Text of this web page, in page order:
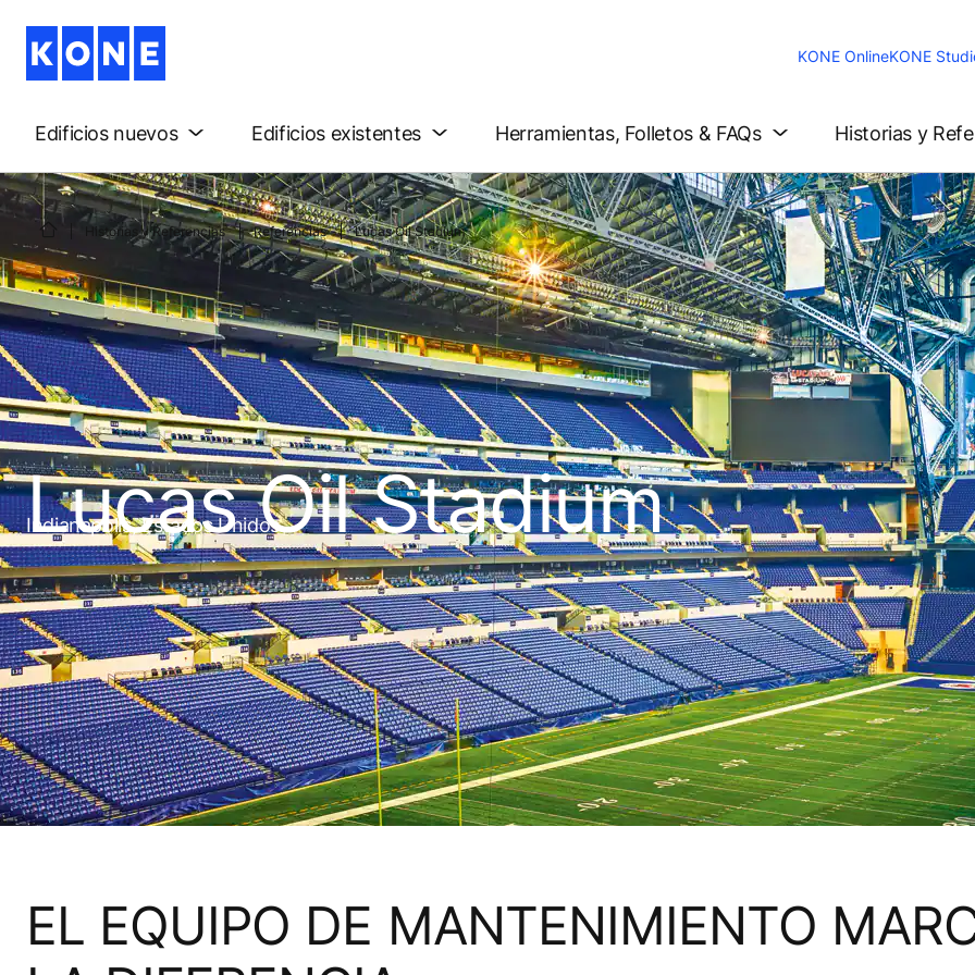
KONE OnlineKONE
Edificios nuevos Edificios existentes Herramientas, Folletos & FAQs Historias y
Historias y Referencias Referencias Lucas Oil Stadium
Lucas Oil Stadium
Indianapolis, Estados Unidos
EL EQUIPO DE MANTENIMIENTO